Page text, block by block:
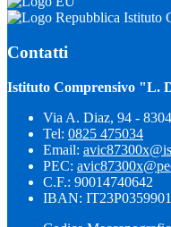
Istituto
Contatti
Istituto Comprensivo "L.
Via A. Diaz, 94 -
Tel: 0825 475034
Email:
PEC:
C.F.: 90014740642
IBAN: